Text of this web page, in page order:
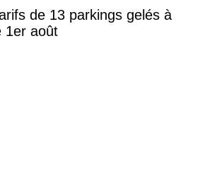
de 13 parkings gelés à
1er août